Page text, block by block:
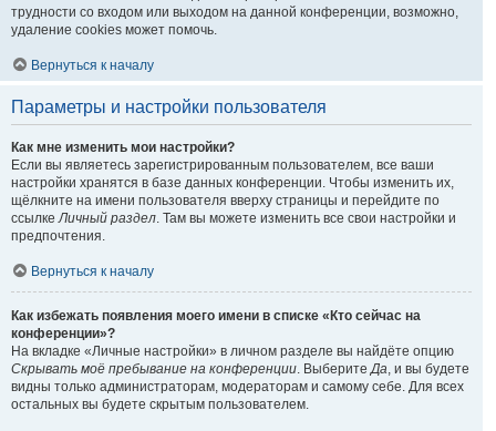
трудности со входом или выходом на данной конференции, возможно,
удаление cookies может помочь.
Вернуться к началу
Параметры и настройки пользователя
Как мне изменить мои настройки?
Если вы являетесь зарегистрированным пользователем, все ваши
настройки хранятся в базе данных конференции. Чтобы изменить их,
щёлкните на имени пользователя вверху страницы и перейдите по
ссылкеЛичный раздел. Там вы можете изменить все свои настройки и
предпочтения.
Вернуться к началу
Как избежать появления моего имени в списке «Кто сейчас на
конференции»?
На вкладке «Личные настройки» в личном разделе вы найдёте опцию
Скрывать моё пребывание на конференции. ВыберитеДа, и вы будете
видны только администраторам, модераторам и самому себе. Для всех
остальных вы будете скрытым пользователем.